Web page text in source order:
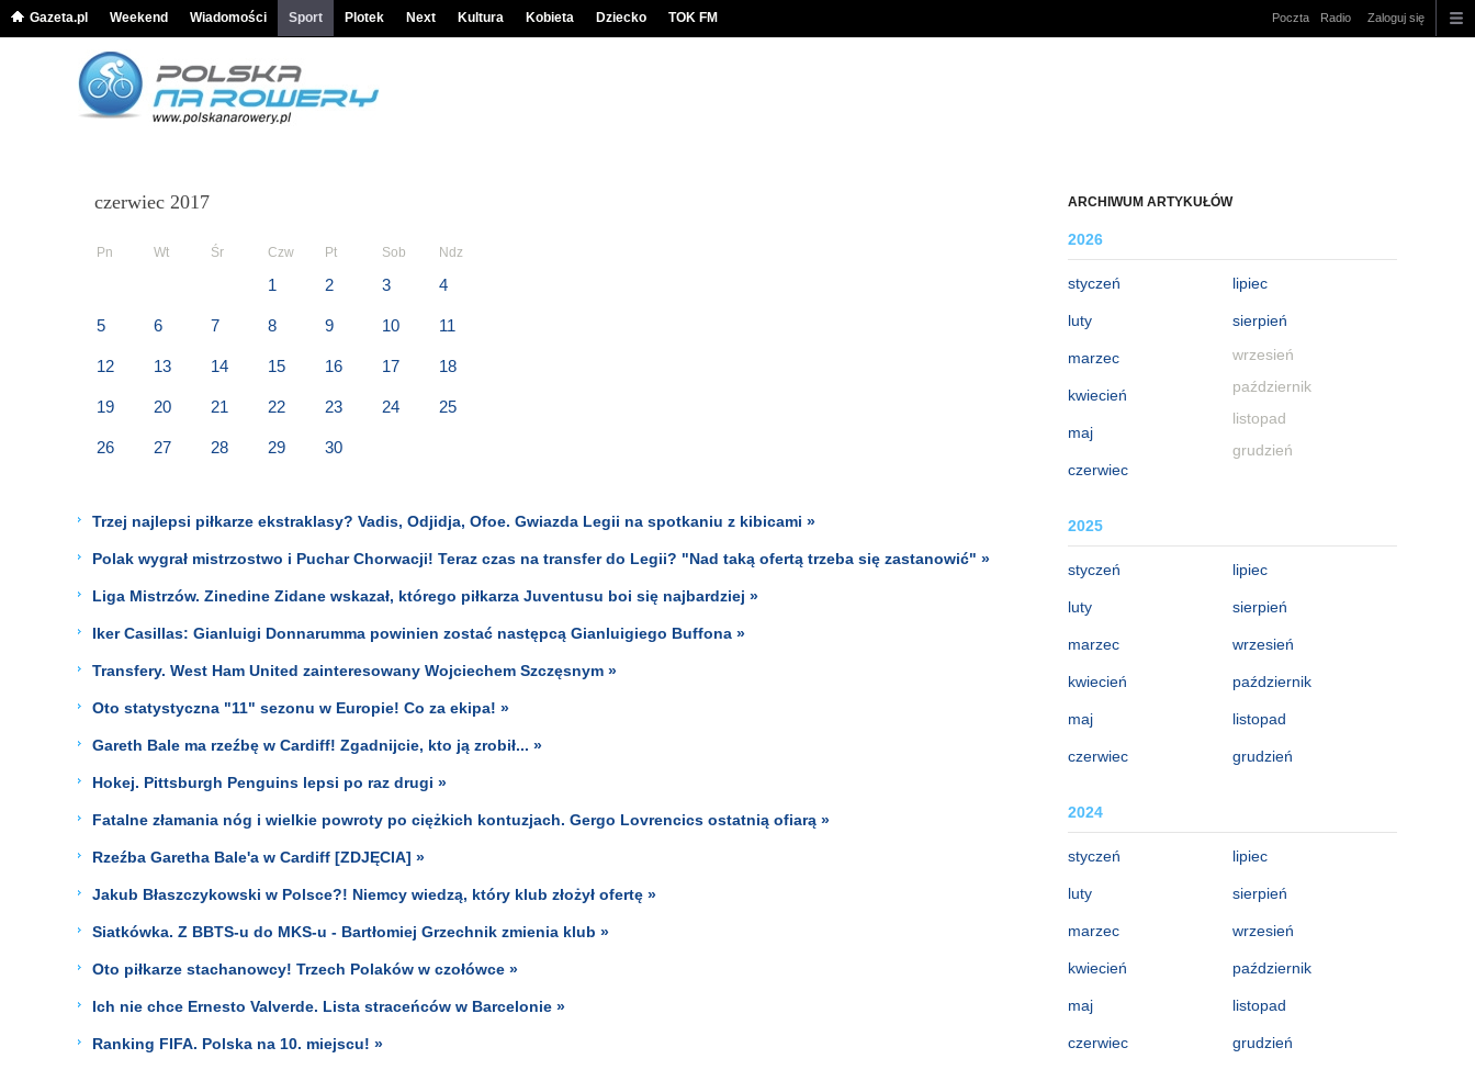
Gazeta.pl Weekend Wiadomości Sport Plotek Next Kultura Kobieta Dziecko TOK FM Poczta Radio Zaloguj się
ARCHIWUM ARTYKUŁÓW
2026
styczeń
luty
marzec
kwiecień
maj
czerwiec
lipiec
sierpień
wrzesień
październik
listopad
grudzień
2025
styczeń
luty
marzec
kwiecień
maj
czerwiec
lipiec
sierpień
wrzesień
październik
listopad
grudzień
2024
styczeń
luty
marzec
kwiecień
maj
czerwiec
lipiec
sierpień
wrzesień
październik
listopad
grudzień
czerwiec 2017
Pn Wt Śr Czw Pt Sob Ndz
1 2 3 4
5 6 7 8 9 10 11
12 13 14 15 16 17 18
19 20 21 22 23 24 25
26 27 28 29 30
Trzej najlepsi piłkarze ekstraklasy? Vadis, Odjidja, Ofoe. Gwiazda Legii na spotkaniu z kibicami »
Polak wygrał mistrzostwo i Puchar Chorwacji! Teraz czas na transfer do Legii? "Nad taką ofertą trzeba się zastanowić" »
Liga Mistrzów. Zinedine Zidane wskazał, którego piłkarza Juventusu boi się najbardziej »
Iker Casillas: Gianluigi Donnarumma powinien zostać następcą Gianluigiego Buffona »
Transfery. West Ham United zainteresowany Wojciechem Szczęsnym »
Oto statystyczna "11" sezonu w Europie! Co za ekipa! »
Gareth Bale ma rzeźbę w Cardiff! Zgadnijcie, kto ją zrobił... »
Hokej. Pittsburgh Penguins lepsi po raz drugi »
Fatalne złamania nóg i wielkie powroty po ciężkich kontuzjach. Gergo Lovrencics ostatnią ofiarą »
Rzeźba Garetha Bale'a w Cardiff [ZDJĘCIA] »
Jakub Błaszczykowski w Polsce?! Niemcy wiedzą, który klub złożył ofertę »
Siatkówka. Z BBTS-u do MKS-u - Bartłomiej Grzechnik zmienia klub »
Oto piłkarze stachanowcy! Trzech Polaków w czołówce »
Ich nie chce Ernesto Valverde. Lista straceńców w Barcelonie »
Ranking FIFA. Polska na 10. miejscu! »